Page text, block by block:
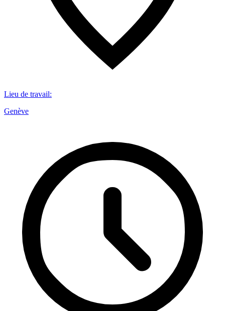
Lieu de travail:
Genève